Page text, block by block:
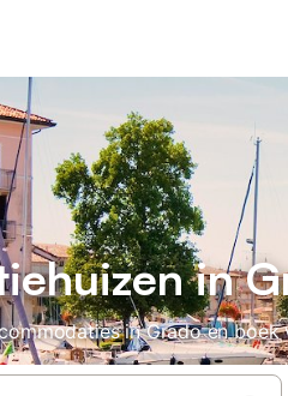
in
in Grado en